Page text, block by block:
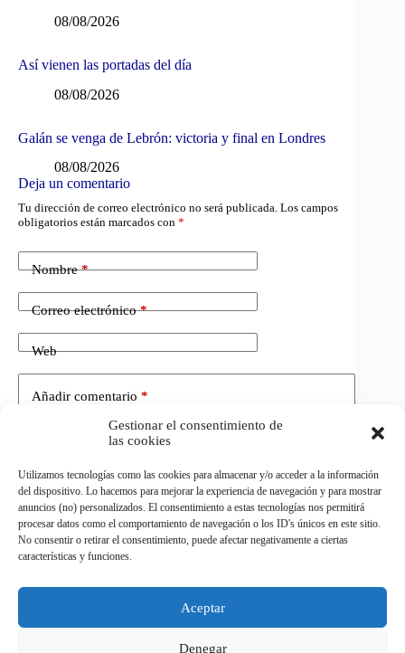
Gestionar el consentimiento de
las cookies
Utilizamos tecnologías como las cookies para almacenar y/o acceder a la información
del dispositivo. Lo hacemos para mejorar la experiencia de navegación y para mostrar
anuncios (no) personalizados. El consentimiento a estas tecnologías nos permitirá
procesar datos como el comportamiento de navegación o los ID's únicos en este sitio.
No consentir o retirar el consentimiento, puede afectar negativamente a ciertas
características y funciones.
Aceptar
Denegar
08/08/2026
Así vienen las portadas del día
08/08/2026
Galán se venga de Lebrón: victoria y final en Londres
08/08/2026
Deja un comentario
Tu dirección de correo electrónico no será publicada. Los campos
obligatorios están marcados con *
Nombre*
Correo electrónico*
Web
Añadir comentario *
Publicar el comentario
Todos los derechos reservados.